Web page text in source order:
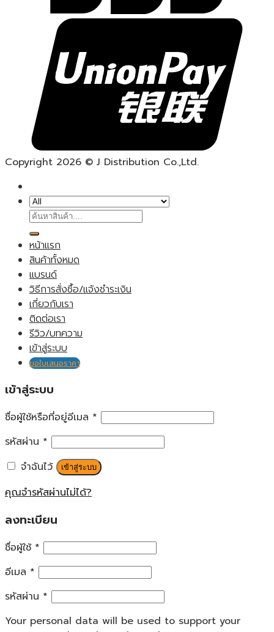
Copyright 2026 © J Distribution Co.,Ltd.
ค้นหา:
หน้าแรก
สินค้าทั้งหมด
แบรนด์
วิธีการสั่งซื้อ/แจ้งชำระเงิน
เกี่ยวกับเรา
ติดต่อเรา
รีวิว/บทความ
เข้าสู่ระบบ
ขอใบเสนอราคา
เข้าสู่ระบบ
ชื่อผู้ใช้หรือที่อยู่อีเมล *
รหัสผ่าน *
จำฉันไว้
เข้าสู่ระบบ
คุณจำรหัสผ่านไม่ได้?
ลงทะเบียน
ชื่อผู้ใช้ *
อีเมล *
รหัสผ่าน *
Your personal data will be used to support your